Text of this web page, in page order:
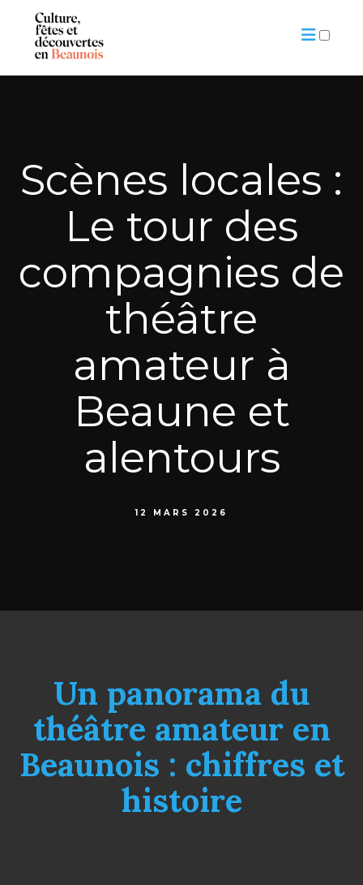
Scènes locales :
Le tour des
compagnies de
théâtre
amateur à
Beaune et
alentours
12 MARS 2026
Un panorama du
théâtre amateur en
Beaunois : chiffres et
histoire